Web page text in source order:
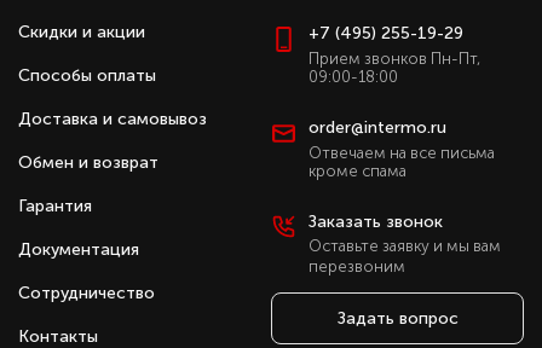
Скидки и акции
Способы оплаты
Доставка и самовывоз
Обмен и возврат
Гарантия
Документация
Сотрудничество
Контакты
+7 (495) 255-19-29
Прием звонков Пн-Пт,
09:00-18:00
order@intermo.ru
Отвечаем на все письма
кроме спама
Заказать звонок
Оставьте заявку и мы вам
перезвоним
Задать вопрос